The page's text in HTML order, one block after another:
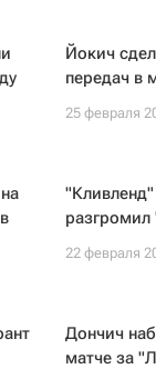
Йокич
передач в
25 февраля
22 февраля
Дончич
матче за